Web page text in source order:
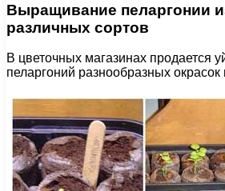
Выращивание пеларгонии
различных сортов
В цветочных магазинах продается
пеларгоний разнообразных